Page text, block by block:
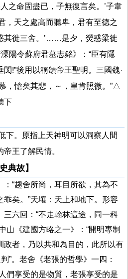
之命固盡已，子無復言矣。’子韋
，天之處高而聽卑，君有至德之
其徙三舍。’……是夕，熒惑梁徙
陽令蘇府君墓志銘》：“臣有隱
!”後用以稱頌帝王聖明。三國魏·
，愴矣其悲，～，皇肯照微。”△
下
下。原指上天神明可以洞察人間
王了解民情。
典故】
“趨舍所尚，耳目所欲，其為不
矣。”天壤：天上和地下。形容
六回：“不走翰林這途，同一科
山《建國方略之一》：“開明專制
政者，乃以共和為目的，此所以有
”。老舍《老張的哲學》一四：
們享受的是物質，老張享受的是